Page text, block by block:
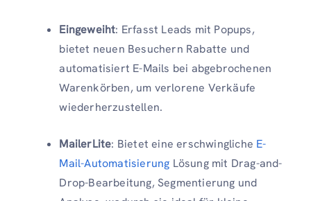
Eingeweiht: Erfasst Leads mit Popups,
bietet neuen Besuchern Rabatte und
automatisiert E-Mails bei abgebrochenen
Warenkörben, um verlorene Verkäufe
wiederherzustellen.
MailerLite: Bietet eine erschwingliche E-
Mail-Automatisierung Lösung mit Drag-and-
Drop-Bearbeitung, Segmentierung und